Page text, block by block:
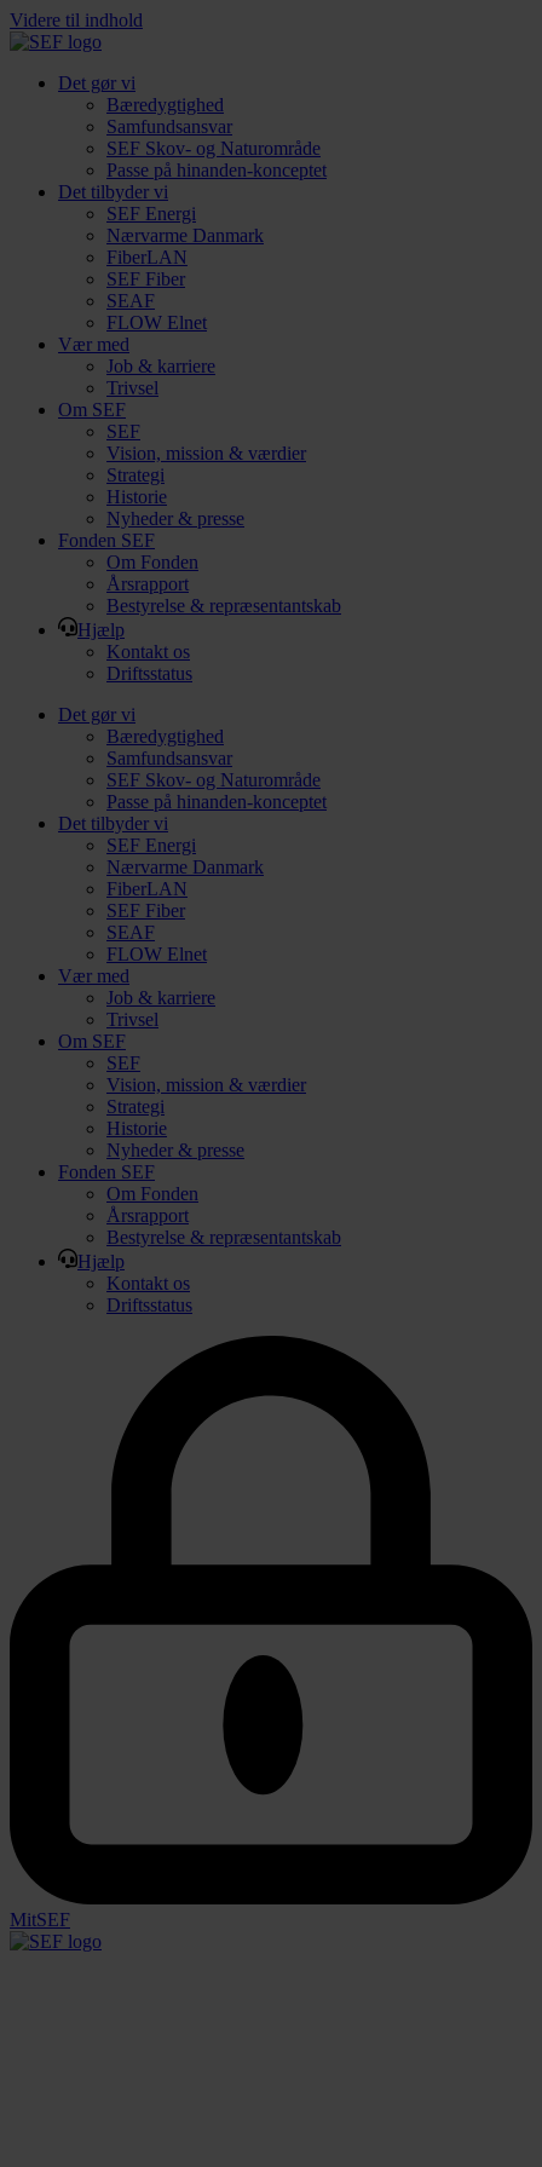
Videre til indhold
Det gør vi
Bæredygtighed
Samfundsansvar
SEF Skov- og Naturområde
Passe på hinanden-konceptet
Det tilbyder vi
SEF Energi
Nærvarme Danmark
FiberLAN
SEF Fiber
SEAF
FLOW Elnet
Vær med
Job & karriere
Trivsel
Om SEF
SEF
Vision, mission & værdier
Strategi
Historie
Nyheder & presse
Fonden SEF
Om Fonden
Årsrapport
Bestyrelse & repræsentantskab
Hjælp
Kontakt os
Driftsstatus
Det gør vi
Bæredygtighed
Samfundsansvar
SEF Skov- og Naturområde
Passe på hinanden-konceptet
Det tilbyder vi
SEF Energi
Nærvarme Danmark
FiberLAN
SEF Fiber
SEAF
FLOW Elnet
Vær med
Job & karriere
Trivsel
Om SEF
SEF
Vision, mission & værdier
Strategi
Historie
Nyheder & presse
Fonden SEF
Om Fonden
Årsrapport
Bestyrelse & repræsentantskab
Hjælp
Kontakt os
Driftsstatus
MitSEF